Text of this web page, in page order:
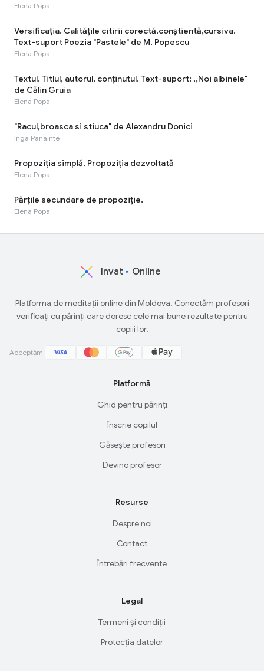
Elena Popa
Versificația. Calitățile citirii corectă,conștientă,cursiva.
Text-suport Poezia "Pastele" de M. Popescu
Elena Popa
Textul. Titlul, autorul, conținutul. Text-suport: ,,Noi albinele"
de Călin Gruia
Elena Popa
"Racul,broasca si stiuca" de Alexandru Donici
Inga Panainte
Propoziția simplă. Propoziția dezvoltată
Elena Popa
Părțile secundare de propoziție.
Elena Popa
Invat Online
Platforma de meditații online din Moldova. Conectăm profesori
verificați cu părinți care doresc cele mai bune rezultate pentru
copiii lor.
Acceptăm:
Platformă
Ghid pentru părinți
Înscrie copilul
Găsește profesori
Devino profesor
Resurse
Despre noi
Contact
Întrebări frecvente
Legal
Termeni și condiții
Protecția datelor